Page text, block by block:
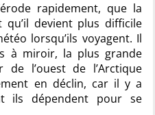
rapidement, que la
devient plus difficile
lorsqu’ils voyagent. Il
à miroir, la plus grande
de l’ouest de l’Arctique
en déclin, car il y a
ils dépendent pour se